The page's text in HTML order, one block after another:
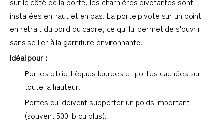
installées en haut et en bas. La porte pivote sur un point
en retrait du bord du cadre, ce qui lui permet de s'ouvrir
sans se lier à la garniture environnante.
Idéal pour :
Portes bibliothèques lourdes et portes cachées sur
toute la hauteur.
Portes qui doivent supporter un poids important
(souvent 500 lb ou plus).